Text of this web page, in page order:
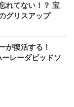
れてない！？ 宝
グリスアップ
が復活する！
レーダビッドソ